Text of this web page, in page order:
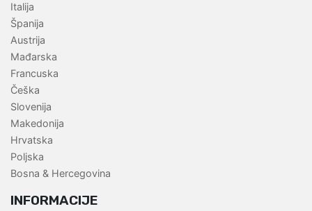
Italija
Španija
Austrija
Mađarska
Francuska
Češka
Slovenija
Makedonija
Hrvatska
Poljska
Bosna & Hercegovina
INFORMACIJE